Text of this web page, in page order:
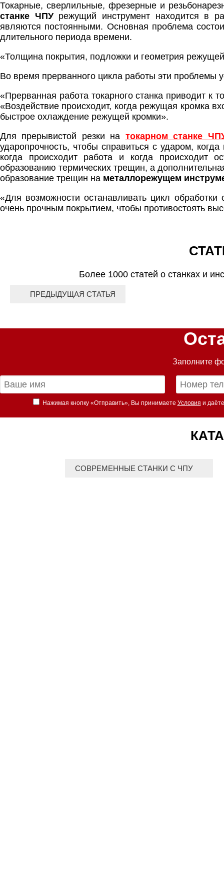
Токарные, сверлильные, фрезерные и
станке ЧПУрежущий инструмент находится в
являются постоянными. Основная проблема
длительного периода времени.
«Толщина покрытия, подложки и геометрия
Во время прерванного цикла работы эти проблемы
«Прерванная работа токарного станка приводит
«Воздействие происходит, когда режущая кромка
быстрое охлаждение режущей кромки».
Для прерывистой резки на токарном станке
ударопрочность, чтобы справиться с ударом,
когда происходит работа и когда происходит
образованию термических трещин, а
образование трещин на металлорежущем
«Для возможности останавливать цикл
очень прочным покрытием, чтобы противостоять
Более 1000 статей о станках и
ПРЕДЫДУЩАЯ СТАТЬЯ
Заполните
Нажимая кнопку «Отправить», Вы принимаете Условия и
СОВРЕМЕННЫЕ СТАНКИ С ЧПУ